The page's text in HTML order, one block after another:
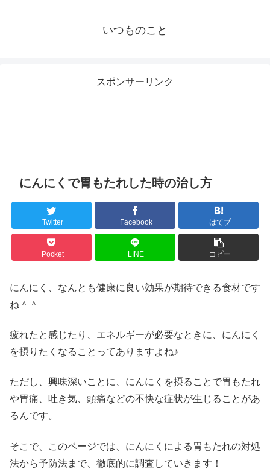
いつものこと
スポンサーリンク
にんにくで胃もたれした時の治し方
Twitter Facebook はてブ
Pocket LINE コピー
にんにく、なんとも健康に良い効果が期待できる食材です
ね＾＾
疲れたと感じたり、エネルギーが必要なときに、にんにく
を摂りたくなることってありますよね♪
ただし、興味深いことに、にんにくを摂ることで胃もたれ
や胃痛、吐き気、頭痛などの不快な症状が生じることがあ
るんです。
そこで、このページでは、にんにくによる胃もたれの対処
法から予防法まで、徹底的に調査していきます！